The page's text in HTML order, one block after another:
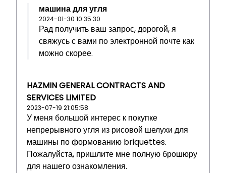
машина для угля
2024-01-30 10:35:30
Рад получить ваш запрос, дорогой, я
свяжусь с вами по электронной почте как
можно скорее.
HAZMIN GENERAL CONTRACTS AND
SERVICES LIMITED
2023-07-19 21:05:58
У меня большой интерес к покупке
непрерывного угля из рисовой шелухи для
машины по формованию briquettes.
Пожалуйста, пришлите мне полную брошюру
для нашего ознакомления.